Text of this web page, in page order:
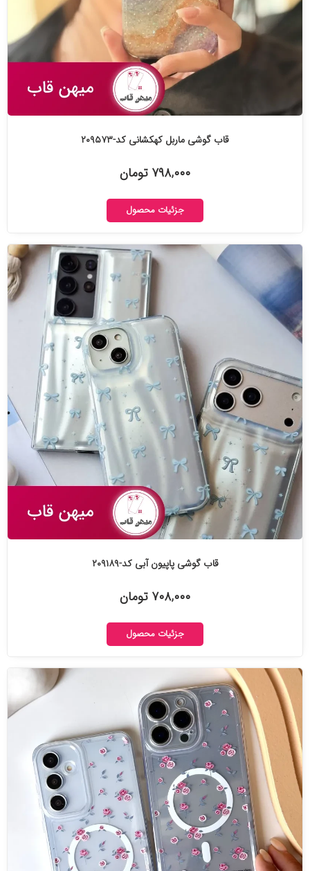
قاب گوشی ماربل کهکشانی کد-۲۰۹۵۷۳
۷۹۸,۰۰۰ تومان
جزئیات محصول
قاب گوشی پاپیون آبی کد-۲۰۹۱۸۹
۷۰۸,۰۰۰ تومان
جزئیات محصول